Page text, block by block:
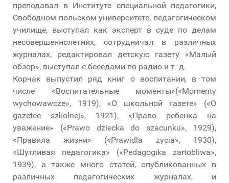
преподавал в Институте специальной педагогики,
Свободном польском университете, педагогическом
училище, выступал как эксперт в суде по делам
несовершеннолетних, сотрудничал в различных
журналах, редактировал детскую газету «Малый
обзор», выступал с беседами по радио и т. д.
Корчак выпустил ряд книг о воспитании, в том
числе «Воспитательные моменты»(«Momenty
wychowawcze», 1919), «О школьной газете» («O
gazetce szkolnej», 1921), «Право ребенка на
уважение» («Prawo dziecka do szacunku», 1929),
«Правила жизни» («Prawidla zycia», 1930),
«Шутливая педагогика» («Pedagogika zartobliwa»,
1939), а также много статей, опубликованных в
различных педагогических журналах, и